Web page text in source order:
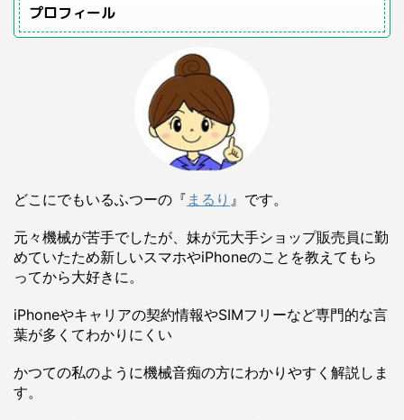
プロフィール
どこにでもいるふつーの『 まるり 』です。
元々機械が苦手でしたが、妹が元大手ショップ販売員に勤
めていたため新しいスマホやiPhoneのことを教えてもら
ってから大好きに。
iPhoneやキャリアの契約情報やSIMフリーなど専門的な言
葉が多くてわかりにくい
かつての私のように機械音痴の方にわかりやすく解説しま
す。